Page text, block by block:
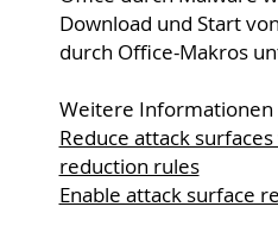
Download und Start
durch Office-Makros
Weitere Informationen
Reduce attack
reduction rules
Enable attack surface